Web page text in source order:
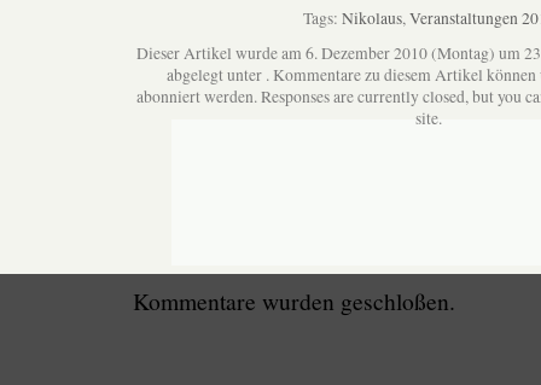
Tags: Nikolaus, Veranstaltungen
Dieser Artikel wurde am 6. Dezember 2010 (Montag) um
abgelegt unter . Kommentare zu diesem Artikel
abonniert werden. Responses are currently closed, but you
site.
Kommentare wurden geschloßen.